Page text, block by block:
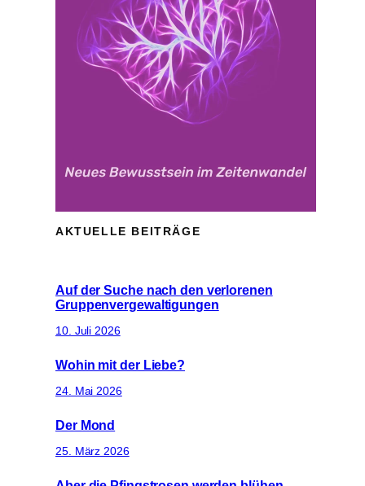
AKTUELLE BEITRÄGE
Auf der Suche nach den verlorenen
Gruppenvergewaltigungen
10. Juli 2026
Wohin mit der Liebe?
24. Mai 2026
Der Mond
25. März 2026